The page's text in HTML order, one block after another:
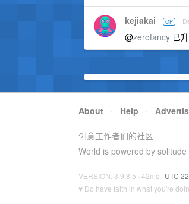
kejiakai OP
@zerofancy 已
About · Help ·
创意工作者们的社区
World is powered by solitude
VERSION: 3.9.8.5 · 42ms · UTC
♥ Do have faith in what you're